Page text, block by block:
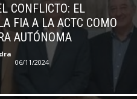
CONFLICTO: EL
FIA A LA ACTC COMO
AUTÓNOMA
06/11/2024